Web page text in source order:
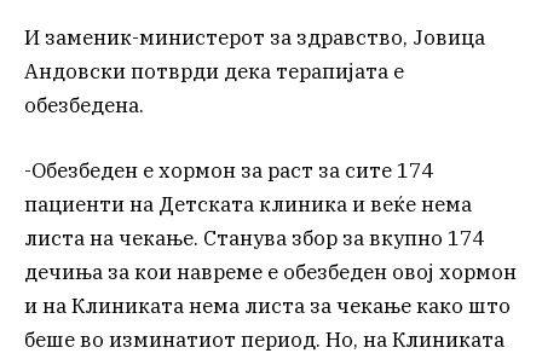
И заменик-министерот за здравство, Јовица
Андовски потврди дека терапијата е
обезбедена.
-Обезбеден е хормон за раст за сите 174
пациенти на Детската клиника и веќе нема
листа на чекање. Станува збор за вкупно 174
дечиња за кои навреме е обезбеден овој хормон
и на Клиниката нема листа за чекање како што
беше во изминатиот период. Но, на Клиниката